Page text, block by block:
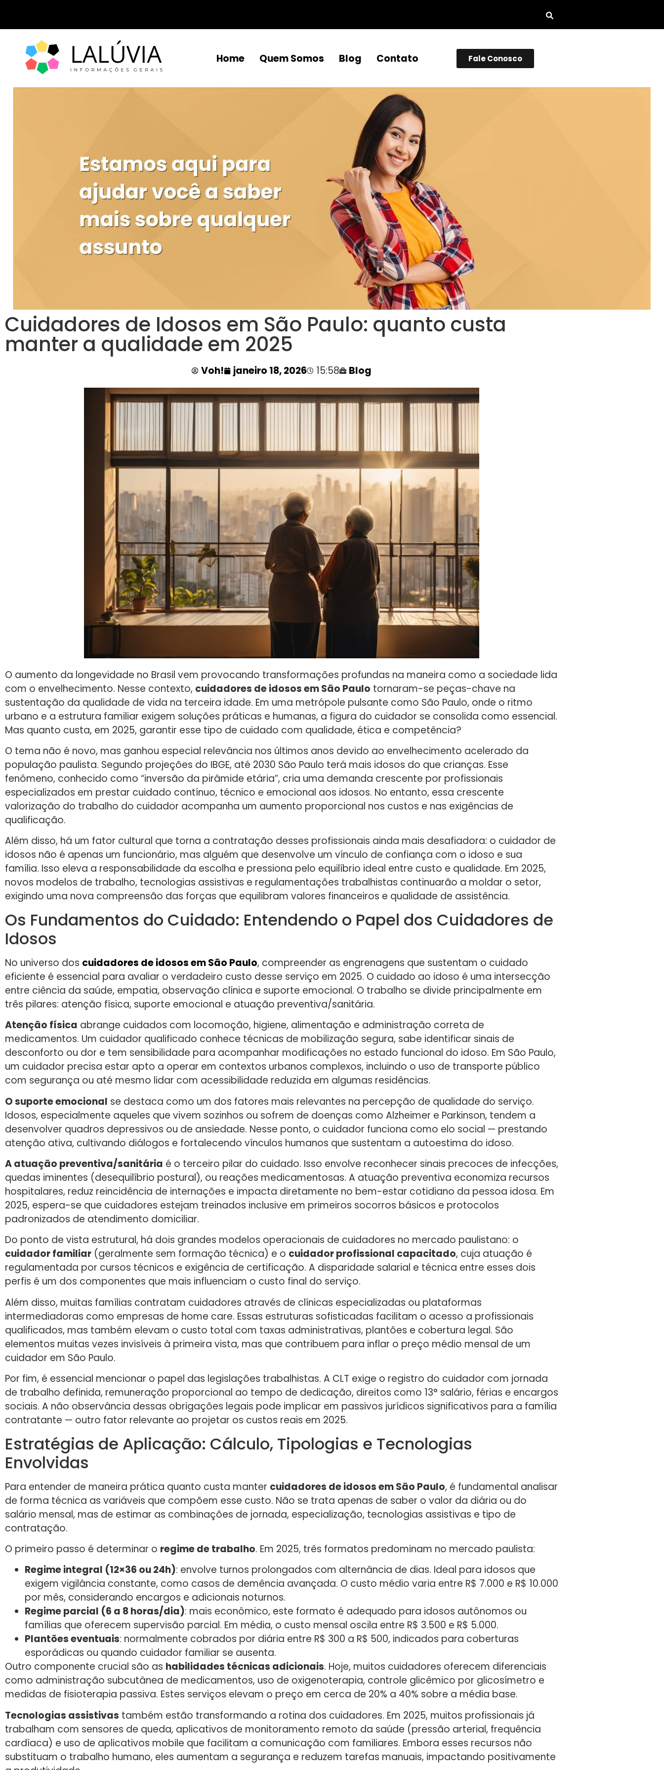
Home Quem Somos Blog Contato Fale Conosco
Cuidadores de Idosos em São Paulo: quanto custa
manter a qualidade em 2025
Voh! janeiro 18, 2026 15:58 Blog
O aumento da longevidade no Brasil vem provocando transformações profundas na maneira como a sociedade lida
com o envelhecimento. Nesse contexto, cuidadores de idosos em São Paulo tornaram-se peças-chave na
sustentação da qualidade de vida na terceira idade. Em uma metrópole pulsante como São Paulo, onde o ritmo
urbano e a estrutura familiar exigem soluções práticas e humanas, a figura do cuidador se consolida como essencial.
Mas quanto custa, em 2025, garantir esse tipo de cuidado com qualidade, ética e competência?
O tema não é novo, mas ganhou especial relevância nos últimos anos devido ao envelhecimento acelerado da
população paulista. Segundo projeções do IBGE, até 2030 São Paulo terá mais idosos do que crianças. Esse
fenômeno, conhecido como “inversão da pirâmide etária”, cria uma demanda crescente por profissionais
especializados em prestar cuidado contínuo, técnico e emocional aos idosos. No entanto, essa crescente
valorização do trabalho do cuidador acompanha um aumento proporcional nos custos e nas exigências de
qualificação.
Além disso, há um fator cultural que torna a contratação desses profissionais ainda mais desafiadora: o cuidador de
idosos não é apenas um funcionário, mas alguém que desenvolve um vínculo de confiança com o idoso e sua
família. Isso eleva a responsabilidade da escolha e pressiona pelo equilíbrio ideal entre custo e qualidade. Em 2025,
novos modelos de trabalho, tecnologias assistivas e regulamentações trabalhistas continuarão a moldar o setor,
exigindo uma nova compreensão das forças que equilibram valores financeiros e qualidade de assistência.
Os Fundamentos do Cuidado: Entendendo o Papel dos Cuidadores de
Idosos
No universo dos cuidadores de idosos em São Paulo, compreender as engrenagens que sustentam o cuidado
eficiente é essencial para avaliar o verdadeiro custo desse serviço em 2025. O cuidado ao idoso é uma intersecção
entre ciência da saúde, empatia, observação clínica e suporte emocional. O trabalho se divide principalmente em
três pilares: atenção física, suporte emocional e atuação preventiva/sanitária.
Atenção física abrange cuidados com locomoção, higiene, alimentação e administração correta de
medicamentos. Um cuidador qualificado conhece técnicas de mobilização segura, sabe identificar sinais de
desconforto ou dor e tem sensibilidade para acompanhar modificações no estado funcional do idoso. Em São Paulo,
um cuidador precisa estar apto a operar em contextos urbanos complexos, incluindo o uso de transporte público
com segurança ou até mesmo lidar com acessibilidade reduzida em algumas residências.
O suporte emocional se destaca como um dos fatores mais relevantes na percepção de qualidade do serviço.
Idosos, especialmente aqueles que vivem sozinhos ou sofrem de doenças como Alzheimer e Parkinson, tendem a
desenvolver quadros depressivos ou de ansiedade. Nesse ponto, o cuidador funciona como elo social — prestando
atenção ativa, cultivando diálogos e fortalecendo vínculos humanos que sustentam a autoestima do idoso.
A atuação preventiva/sanitária é o terceiro pilar do cuidado. Isso envolve reconhecer sinais precoces de infecções,
quedas iminentes (desequilíbrio postural), ou reações medicamentosas. A atuação preventiva economiza recursos
hospitalares, reduz reincidência de internações e impacta diretamente no bem-estar cotidiano da pessoa idosa. Em
2025, espera-se que cuidadores estejam treinados inclusive em primeiros socorros básicos e protocolos
padronizados de atendimento domiciliar.
Do ponto de vista estrutural, há dois grandes modelos operacionais de cuidadores no mercado paulistano: o
cuidador familiar (geralmente sem formação técnica) e o cuidador profissional capacitado, cuja atuação é
regulamentada por cursos técnicos e exigência de certificação. A disparidade salarial e técnica entre esses dois
perfis é um dos componentes que mais influenciam o custo final do serviço.
Além disso, muitas famílias contratam cuidadores através de clínicas especializadas ou plataformas
intermediadoras como empresas de home care. Essas estruturas sofisticadas facilitam o acesso a profissionais
qualificados, mas também elevam o custo total com taxas administrativas, plantões e cobertura legal. São
elementos muitas vezes invisíveis à primeira vista, mas que contribuem para inflar o preço médio mensal de um
cuidador em São Paulo.
Por fim, é essencial mencionar o papel das legislações trabalhistas. A CLT exige o registro do cuidador com jornada
de trabalho definida, remuneração proporcional ao tempo de dedicação, direitos como 13° salário, férias e encargos
sociais. A não observância dessas obrigações legais pode implicar em passivos jurídicos significativos para a família
contratante — outro fator relevante ao projetar os custos reais em 2025.
Estratégias de Aplicação: Cálculo, Tipologias e Tecnologias
Envolvidas
Para entender de maneira prática quanto custa manter cuidadores de idosos em São Paulo, é fundamental analisar
de forma técnica as variáveis que compõem esse custo. Não se trata apenas de saber o valor da diária ou do
salário mensal, mas de estimar as combinações de jornada, especialização, tecnologias assistivas e tipo de
contratação.
O primeiro passo é determinar o regime de trabalho. Em 2025, três formatos predominam no mercado paulista:
Regime integral (12×36 ou 24h): envolve turnos prolongados com alternância de dias. Ideal para idosos que
exigem vigilância constante, como casos de demência avançada. O custo médio varia entre R$ 7.000 e R$ 10.000
por mês, considerando encargos e adicionais noturnos.
Regime parcial (6 a 8 horas/dia): mais econômico, este formato é adequado para idosos autônomos ou
famílias que oferecem supervisão parcial. Em média, o custo mensal oscila entre R$ 3.500 e R$ 5.000.
Plantões eventuais: normalmente cobrados por diária entre R$ 300 a R$ 500, indicados para coberturas
esporádicas ou quando cuidador familiar se ausenta.
Outro componente crucial são as habilidades técnicas adicionais. Hoje, muitos cuidadores oferecem diferenciais
como administração subcutânea de medicamentos, uso de oxigenoterapia, controle glicêmico por glicosímetro e
medidas de fisioterapia passiva. Estes serviços elevam o preço em cerca de 20% a 40% sobre a média base.
Tecnologias assistivas também estão transformando a rotina dos cuidadores. Em 2025, muitos profissionais já
trabalham com sensores de queda, aplicativos de monitoramento remoto da saúde (pressão arterial, frequência
cardíaca) e uso de aplicativos mobile que facilitam a comunicação com familiares. Embora esses recursos não
substituam o trabalho humano, eles aumentam a segurança e reduzem tarefas manuais, impactando positivamente